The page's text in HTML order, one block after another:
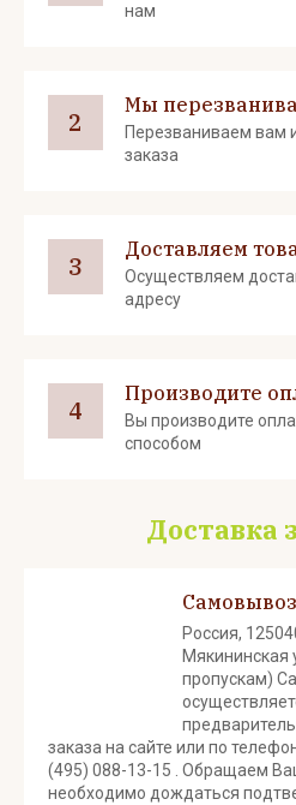
нам
2
Мы
Перезваниваем вам
заказа
3
Доставляем
Осуществляем
адресу
4
Производите
Вы производите
способом
Доставка
Самовывоз
Россия,
Мякининская
пропускам)
заказа на сайте или по
(495) 088-13-15 . Обращаем
необходимо дождаться